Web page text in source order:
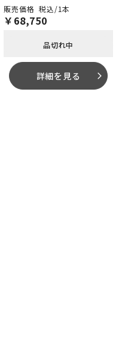
税込/1本
￥ 68,750
品切れ中
詳細を見る arrow_forward_ios